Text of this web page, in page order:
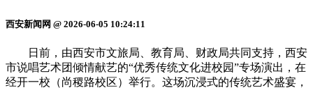
西安新闻网 @ 2026-06-05 10:24:11
日前，由西安市文旅局、教育局、财政局共同支持，西安
市说唱艺术团倾情献艺的“优秀传统文化进校园”专场演出，在
经开一校（尚稷路校区）举行。这场沉浸式的传统艺术盛宴，